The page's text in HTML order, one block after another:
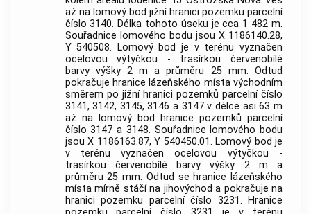
až na lomový bod jižní hranici pozemku parcelní
číslo 3140. Délka tohoto úseku je cca 1 482 m.
Souřadnice lomového bodu jsou X 1186140.28,
Y 540508. Lomový bod je v terénu vyznačen
ocelovou výtyčkou - trasírkou červenobílé
barvy výšky 2 m a průměru 25 mm. Odtud
pokračuje hranicelázeňského místavýchodním
směrem po jižní hranici pozemků parcelní číslo
3141, 3142, 3145, 3146 a 3147 v délce asi 63 m
až na lomový bod hranice pozemků parcelní
číslo 3147 a 3148. Souřadnice lomového bodu
jsou X 1186163.87, Y 540450.01. Lomový bod je
v terénu vyznačen ocelovou výtyčkou -
trasírkou červenobílé barvy výšky 2 m a
průměru 25 mm. Odtud se hranice lázeňského
místamírně stáčí na jihovýchod a pokračuje na
hranici pozemku parcelní číslo 3231. Hranice